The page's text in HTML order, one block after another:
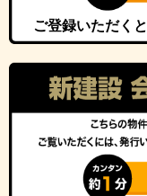
ご登録いただくと